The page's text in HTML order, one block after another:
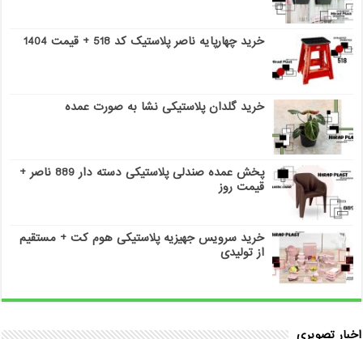
خرید چهارپایه ناصر پلاستیک کد 518 + قیمت 1404
خرید گلدان پلاستیکی نشا به صورت عمده
پخش عمده صندلی پلاستیکی دسته دار 889 ناصر +
قیمت روز
خرید سرویس جهیزیه پلاستیکی هوم کت + مستقیم
از تولیدی
اخبار تصویری